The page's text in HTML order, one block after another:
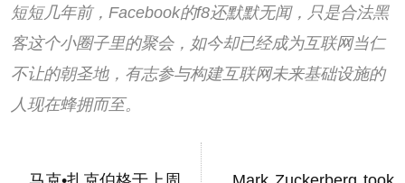
短短几年前，Facebook的f8还默默无闻，只是合法黑
客这个小圈子里的聚会，如今却已经成为互联网当仁
不让的朝圣地，有志参与构建互联网未来基础设施的
人现在蜂拥而至。